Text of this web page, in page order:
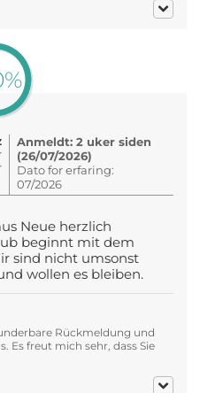
Anmeldt: 2 uker siden
(26/07/2026)
Dato for erfaring:
07/2026
Neue herzlich
beginnt mit dem
sind nicht umsonst
wollen es bleiben.
Rückmeldung und
Es freut mich sehr, dass Sie